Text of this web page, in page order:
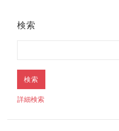
検索
詳細検索